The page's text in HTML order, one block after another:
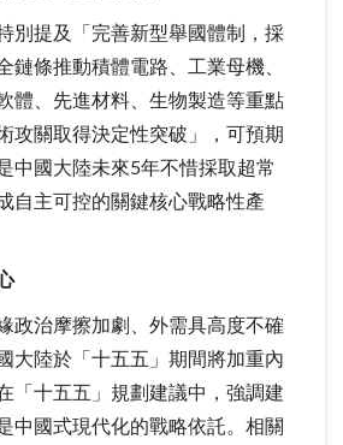
別提及「完善新型舉國體制，採
鏈條推動積體電路、工業母機、
體、先進材料、生物製造等重點
攻關取得決定性突破」，可預期
中國大陸未來5年不惜採取超常
自主可控的關鍵核心戰略性產
政治摩擦加劇、外需具高度不確
大陸於「十五五」期間將加重內
「十五五」規劃建議中，強調建
中國式現代化的戰略依託。相關